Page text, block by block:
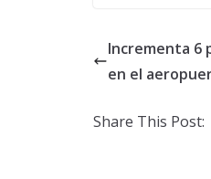
Incrementa 6
en el
Share This Post: